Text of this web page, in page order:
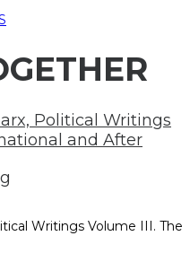
Political Writings
and After
Writings Volume III. The